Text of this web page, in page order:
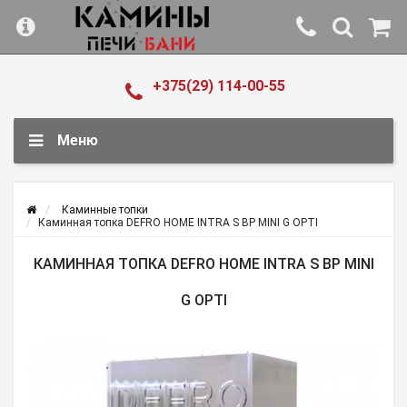
+375(29) 114-00-55
Меню
Каминные топки
Каминная топка DEFRO HOME INTRA S BP MINI G OPTI
КАМИННАЯ ТОПКА DEFRO HOME INTRA S BP MINI
G OPTI